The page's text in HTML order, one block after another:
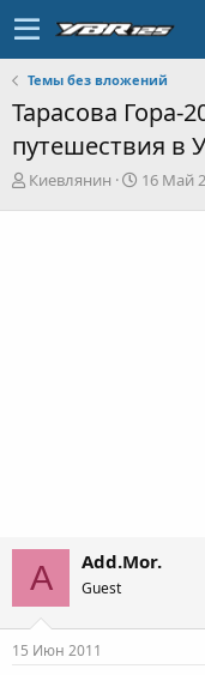
Темы без вложений
Тарасова Гора-
путешествия в
А
Киевлянин
Д
16 Май
A Add.Mor.
Guest
15 Июн 2011